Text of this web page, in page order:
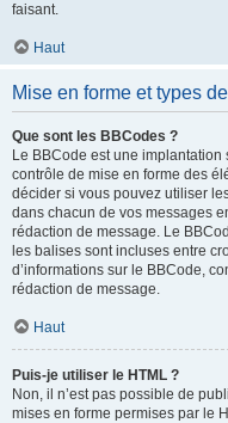
faisant.
Haut
Mise en forme et types
Que sont les BBCodes ?
Le BBCode est une
contrôle de mise en forme des
décider si vous pouvez utiliser
dans chacun de vos messages
rédaction de message. Le
les balises sont incluses entre
d’informations sur le BBCode,
rédaction de message.
Haut
Puis-je utiliser le HTML ?
Non, il n’est pas possible de
mises en forme permises par le